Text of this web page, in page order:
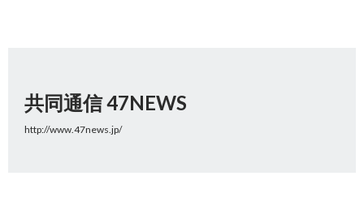
共同通信 47NEWS
http://www.47news.jp/